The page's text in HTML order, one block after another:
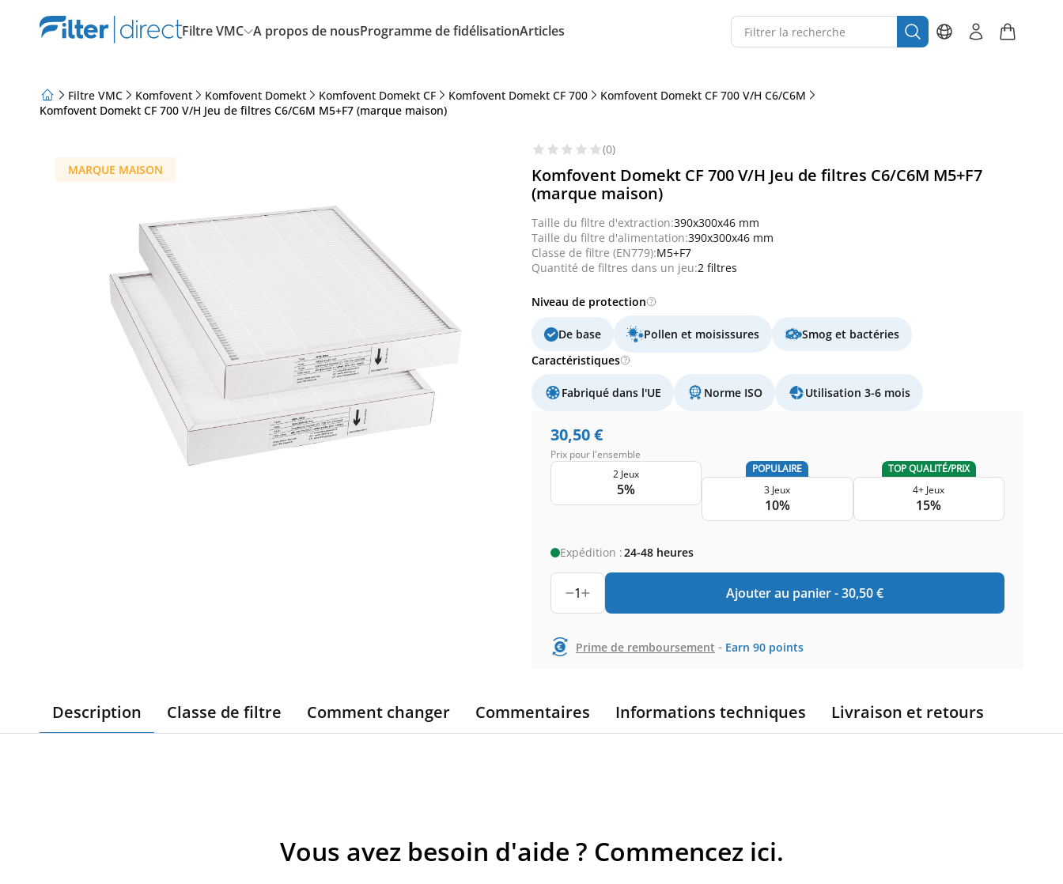
Filtre VMC A propos de nousProgramme de fidélisationArticles
A propos de nous
Filtre VMC Komfovent Komfovent Domekt Komfovent Domekt CF Komfovent Domekt CF 700
Komfovent Domekt CF 700 V/H C6/C6M
Komfovent Domekt CF 700 V/H Jeu de filtres C6/C6M M5+F7 (marque maison)
MARQUE MAISON
(0)
Komfovent Domekt CF 700 V/H Jeu de filtres C6/C6M M5+F7
(marque maison)
Taille du filtre d'extraction:390x300x46 mm
Taille du filtre d'alimentation:390x300x46 mm
Classe de filtre (EN779):M5+F7
Quantité de filtres dans un jeu:2 filtres
Niveau de protection
De base Pollen et moisissures
Smog et bactéries
Caractéristiques
Fabriqué dans l'UE Norme ISO Utilisation 3-6 mois
30,50€
Prix pour l'ensemble
2 Jeux
5%
POPULAIRE
3 Jeux
10%
TOP QUALITÉ/PRIX
4+ Jeux
15%
Expédition :24-48 heures
1 Ajouter au panier -30,50€
Prime de remboursement - Earn 90 points
Description Classe de filtre Comment changer Commentaires Informations techniques Livraison et retours
Vous avez besoin d'aide ? Commencez ici.